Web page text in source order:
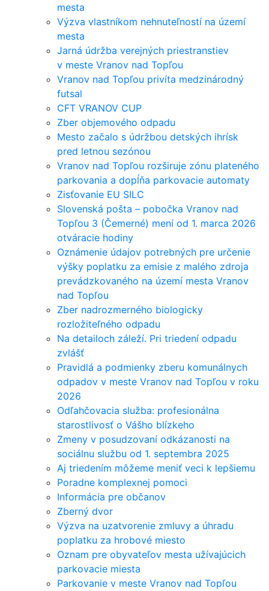
mesta
Výzva vlastníkom nehnuteľností na území
mesta
Jarná údržba verejných priestranstiev
v meste Vranov nad Topľou
Vranov nad Topľou privíta medzinárodný
futsal
CFT VRANOV CUP
Zber objemového odpadu
Mesto začalo s údržbou detských ihrísk
pred letnou sezónou
Vranov nad Topľou rozširuje zónu plateného
parkovania a dopĺňa parkovacie automaty
Zisťovanie EU SILC
Slovenská pošta – pobočka Vranov nad
Topľou 3 (Čemerné) mení od 1. marca 2026
otváracie hodiny
Oznámenie údajov potrebných pre určenie
výšky poplatku za emisie z malého zdroja
prevádzkovaného na území mesta Vranov
nad Topľou
Zber nadrozmerného biologicky
rozložiteľného odpadu
Na detailoch záleží. Pri triedení odpadu
zvlášť
Pravidlá a podmienky zberu komunálnych
odpadov v meste Vranov nad Topľou v roku
2026
Odľahčovacia služba: profesionálna
starostlivosť o Vášho blízkeho
Zmeny v posudzovaní odkázanosti na
sociálnu službu od 1. septembra 2025
Aj triedením môžeme meniť veci k lepšiemu
Poradne komplexnej pomoci
Informácia pre občanov
Zberný dvor
Výzva na uzatvorenie zmluvy a úhradu
poplatku za hrobové miesto
Oznam pre obyvateľov mesta užívajúcich
parkovacie miesta
Parkovanie v meste Vranov nad Topľou